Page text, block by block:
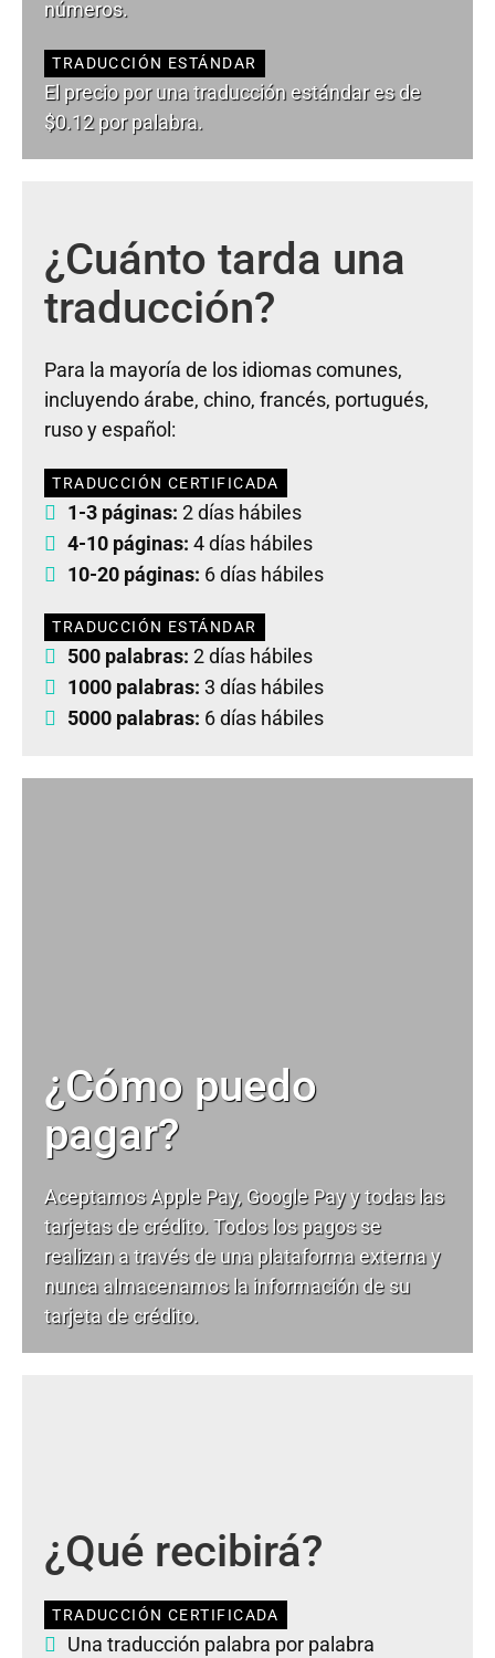
números.
TRADUCCIÓN ESTÁNDAR
El precio por una traducción estándar es de
$0.12 por palabra.
¿Cuánto tarda una
traducción?
Para la mayoría de los idiomas comunes,
incluyendo árabe, chino, francés, portugués,
ruso y español:
TRADUCCIÓN CERTIFICADA
1-3 páginas: 2 días hábiles
4-10 páginas: 4 días hábiles
10-20 páginas: 6 días hábiles
TRADUCCIÓN ESTÁNDAR
500 palabras: 2 días hábiles
1000 palabras: 3 días hábiles
5000 palabras: 6 días hábiles
¿Cómo puedo
pagar?
Aceptamos Apple Pay, Google Pay y todas las
tarjetas de crédito. Todos los pagos se
realizan a través de una plataforma externa y
nunca almacenamos la información de su
tarjeta de crédito.
¿Qué recibirá?
TRADUCCIÓN CERTIFICADA
Una traducción palabra por palabra